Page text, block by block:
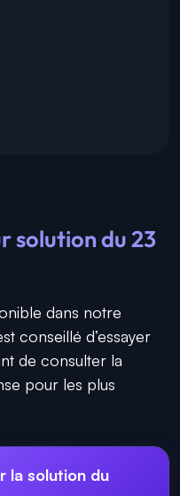
solution du 23
dans notre
conseillé d’essayer
de consulter la
pour les plus
la solution du